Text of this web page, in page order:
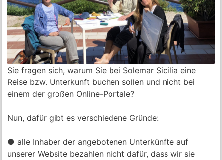
Sie fragen sich, warum Sie bei Solemar Sicilia eine
Reise bzw. Unterkunft buchen sollen und nicht bei
einem der großen Online-Portale?
Nun, dafür gibt es verschiedene Gründe:
● alle Inhaber der angebotenen Unterkünfte auf
unserer Website bezahlen nicht dafür, dass wir sie